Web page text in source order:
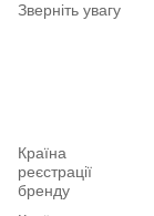
Зверніть увагу
Країна
реєстрації
бренду